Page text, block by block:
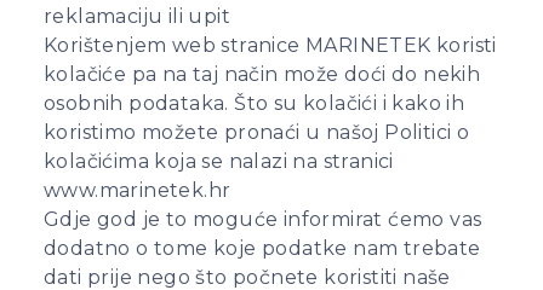
reklamaciju ili upit
Korištenjem web stranice MARINETEK koristi
kolačiće pa na taj način može doći do nekih
osobnih podataka. Što su kolačići i kako ih
koristimo možete pronaći u našoj Politici o
kolačićima koja se nalazi na stranici
www.marinetek.hr
Gdje god je to moguće informirat ćemo vas
dodatno o tome koje podatke nam trebate
dati prije nego što počnete koristiti naše